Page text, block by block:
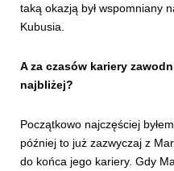
taką okazją był wspomniany
Kubusia.
A za czasów kariery
najbliżej?
Początkowo najczęściej
później to już zazwyczaj z
do końca jego kariery. Gdy